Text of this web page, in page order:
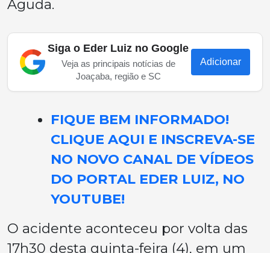
Aguda.
Siga o Eder Luiz no Google
Veja as principais notícias de
Joaçaba, região e SC
Adicionar
FIQUE BEM INFORMADO!
CLIQUE AQUI E INSCREVA-SE
NO NOVO CANAL DE VÍDEOS
DO PORTAL EDER LUIZ, NO
YOUTUBE!
O acidente aconteceu por volta das
17h30 desta quinta-feira (4), em um